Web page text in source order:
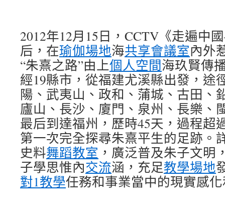
2012年12月15日，CCTV《走遍中
后，在瑜伽場地海共享會議室內外
“朱熹之路”由上個人空間海玖賢傳
經19縣市，從福建尤溪縣出發，途
陽、武夷山、政和、蒲城、古田、
廬山、長沙、廈門、泉州、長樂、
最后到達福州，歷時45天，過程超
第一次完全探尋朱熹平生的足跡。
史料舞蹈教室 ，廣泛普及朱子文明
子學思惟內交流涵，充足教學場地
對1教學任務和事業當中的現實感